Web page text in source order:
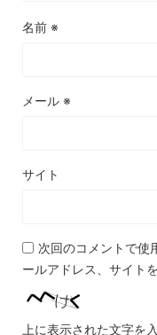
名前 ※
メール ※
サイト
次回のコメントで使
ールアドレス、サイト
上に表示された文字を